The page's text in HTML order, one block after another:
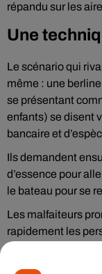
répandu sur les
Une
Le scénario qui
même : une
se présentant
enfants) se disent
bancaire et
Ils demandent
d’essence pour
le bateau pour se
Les malfaiteurs
rapidement les
Les arnaques ont